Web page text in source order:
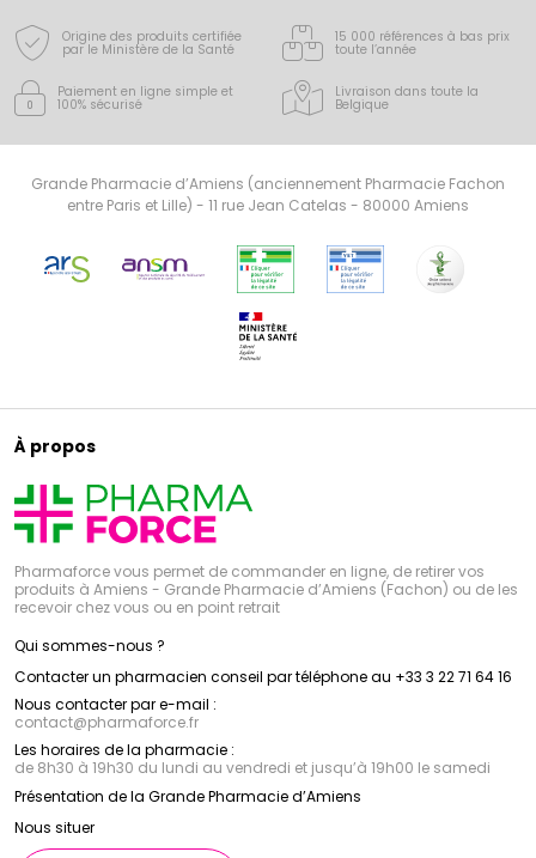
Origine des produits certifiée
par le Ministère de la Santé
15 000 références à bas prix
toute l’année
Paiement en ligne simple et
100% sécurisé
Livraison dans toute la
Belgique
Grande Pharmacie d’Amiens (anciennement Pharmacie Fachon
entre Paris et Lille) - 11 rue Jean Catelas - 80000 Amiens
À propos
Pharmaforce vous permet de commander en ligne, de retirer vos
produits à Amiens - Grande Pharmacie d’Amiens (Fachon) ou de les
recevoir chez vous ou en point retrait
Qui sommes-nous ?
Contacter un pharmacien conseil par téléphone au +33 3 22 71 64 16
Nous contacter par e-mail :
contact@pharmaforce.fr
Les horaires de la pharmacie :
de 8h30 à 19h30 du lundi au vendredi et jusqu’à 19h00 le samedi
Présentation de la Grande Pharmacie d’Amiens
Nous situer